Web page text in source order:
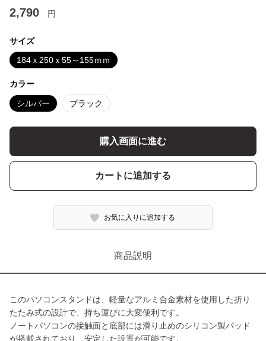
2,790 円
サイズ
184ｘ250ｘ55～155ｍｍ
カラー
シルバー ブラック
購入画面に進む
カートに追加する
お気に入りに追加する
商品説明
このパソコンスタンドは、軽量なアルミ合金素材を使用した折り
たたみ式の設計で、持ち運びに大変便利です。
ノートパソコンの接触面と底部には滑り止めのシリコン製パッド
が搭載されており、安定した設置が可能です。